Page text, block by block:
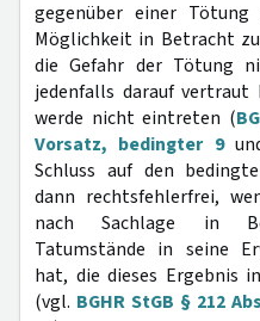
gegenüber einer
Möglichkeit in Betracht
die Gefahr der Tötung
jedenfalls darauf
werde nicht eintreten (
Vorsatz, bedingter 9
Schluss auf den
dann rechtsfehlerfrei,
nach Sachlage in
Tatumstände in seine
hat, die dieses Ergebnis
(vgl. BGHR StGB § 212